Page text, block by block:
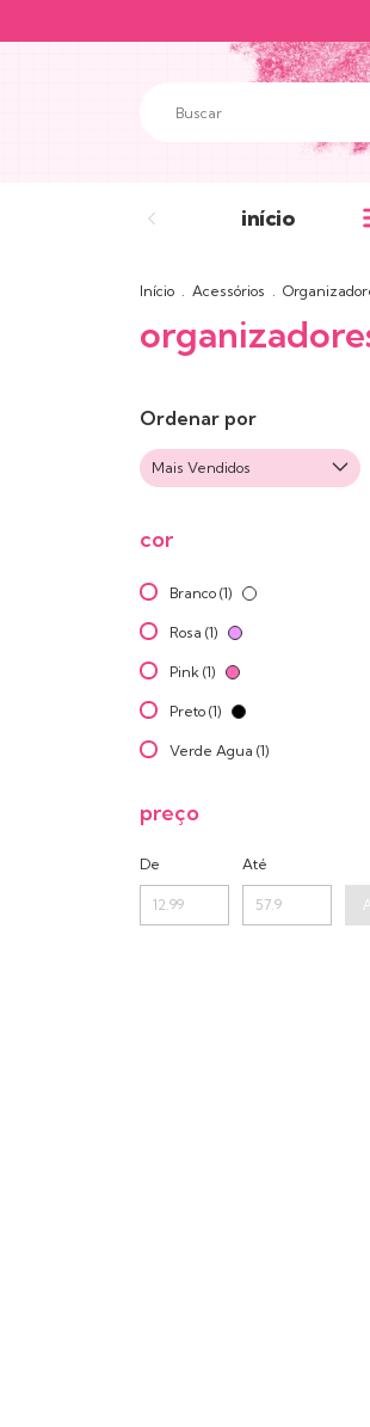
início
Início . Acessórios .
Ordenar por
cor
Branco (1)
Rosa (1)
Pink (1)
Preto (1)
Verde Agua (1)
preço
De Até